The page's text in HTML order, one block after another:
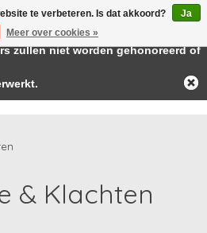
& Klachten
te verbeteren. Is dat akkoord?
Ja
Meer over cookies »
Deze winkel is in aanbouw.
zullen niet worden gehonoreerd of